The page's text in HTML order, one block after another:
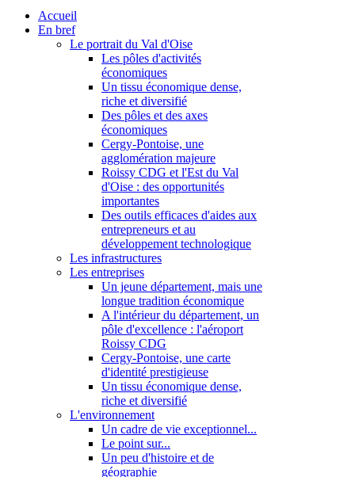
Accueil
En bref
Le portrait du Val d'Oise
Les pôles d'activités
économiques
Un tissu économique dense,
riche et diversifié
Des pôles et des axes
économiques
Cergy-Pontoise, une
agglomération majeure
Roissy CDG et l'Est du Val
d'Oise : des opportunités
importantes
Des outils efficaces d'aides aux
entrepreneurs et au
développement technologique
Les infrastructures
Les entreprises
Un jeune département, mais une
longue tradition économique
A l'intérieur du département, un
pôle d'excellence : l'aéroport
Roissy CDG
Cergy-Pontoise, une carte
d'identité prestigieuse
Un tissu économique dense,
riche et diversifié
L'environnement
Un cadre de vie exceptionnel...
Le point sur...
Un peu d'histoire et de
géographie